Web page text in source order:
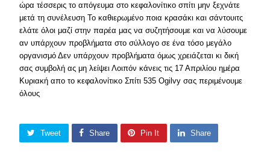
ώρα τέσσερις το απόγευμα στο κεφαλονίτικο σπίτι μην ξεχνάτε
μετά τη συνέλευση Το καθιερωμένο ποια κρασάκι και σάντουιτς
ελάτε όλοι μαζί στην παρέα μας να συζητήσουμε και να λύσουμε
αν υπάρχουν προβλήματα στο σύλλογο σε ένα τόσο μεγάλο
οργανισμό Δεν υπάρχουν προβλήματα όμως χρειάζεται κι δική
σας συμβολή ας μη λείψει Λοιπόν κάνεις τις 17 Απριλίου ημέρα
Κυριακή απο το κεφαλονίτικο Σπίτι 535 Ogilvy σας περιμένουμε
όλους
Tweet Share Pin It Share